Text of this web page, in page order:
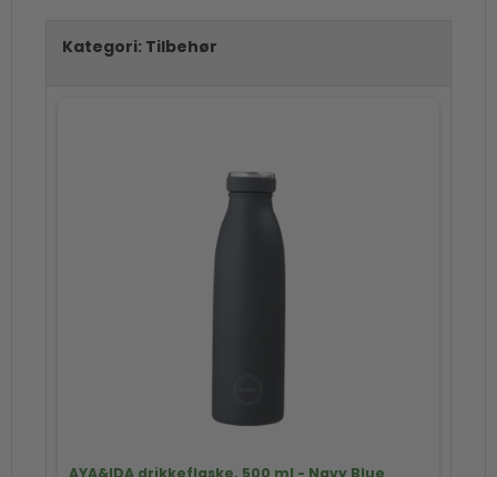
Kategori: Tilbehør
AYA&IDA drikkeflaske, 500 ml - Navy Blue